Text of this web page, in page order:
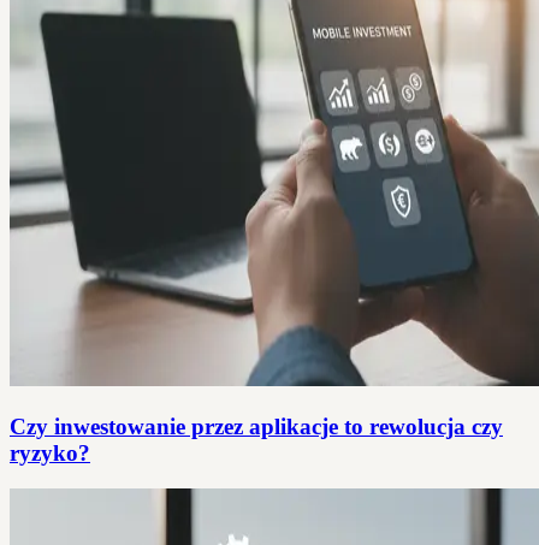
Czy inwestowanie przez aplikacje to rewolucja czy
ryzyko?